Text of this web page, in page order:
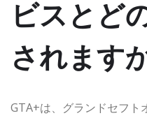
ビスとど
されます
GTA+は、グランドセフト